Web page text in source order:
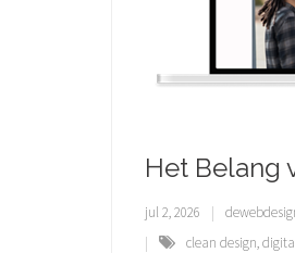
Het Belang
jul 2, 2026
clean design,